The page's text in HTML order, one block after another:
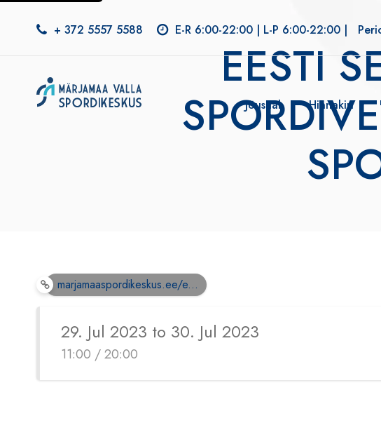
+ 372 5557 5588 E-R 6:00-22:00 | L-P 6:00-22:00 |
Jõusaal Hinnakiri
EESTI
marjamaaspordikeskus.ee/e...
29. Jul 2023 to 30. Jul 2023
11:00 / 20:00